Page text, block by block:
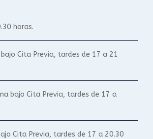
horas.
Cita Previa, tardes de 17 a 21
bajo Cita Previa, tardes de 17 a
Cita Previa, tardes de 17 a 20.30